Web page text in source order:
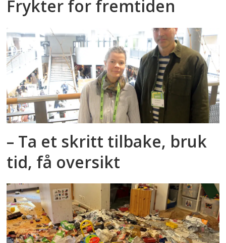
Frykter for fremtiden
– Ta et skritt tilbake, bruk
tid, få oversikt